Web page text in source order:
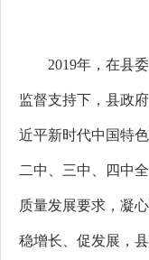
2019年，在县
监督支持下，县政
近平新时代中国特
二中、三中、四中
质量发展要求，凝
稳增长、促发展，